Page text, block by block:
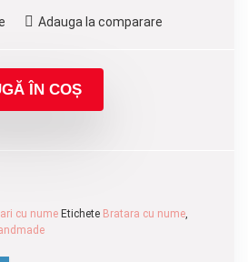
Adauga la comparare
ÎN COȘ
cu nume Etichete Bratara cu nume,